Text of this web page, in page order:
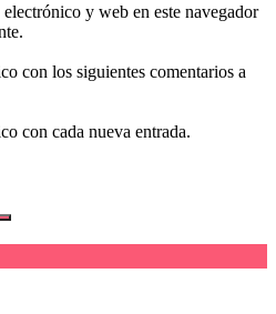
y web en este navegador
con los siguientes comentarios a
con cada nueva entrada.